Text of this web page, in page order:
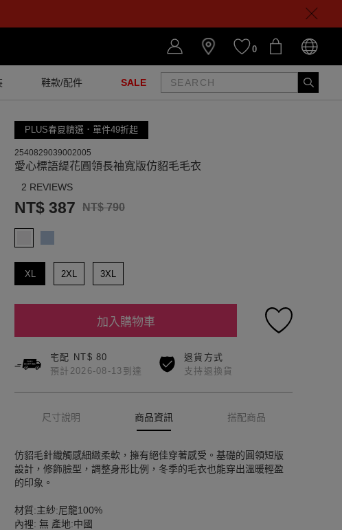
0
鞋款/配件 SALE
PLUS春夏精選．單件49折起
2540829039002005
愛心標語緹花圓領長袖寬版仿貂毛毛衣
2 REVIEWS
NT$ 387 NT$ 790
XL 2XL 3XL
加入購物車
宅配 NT$ 80
預計2026-08-13到達
退貨方式
支持退換貨
尺寸說明 商品資訊 搭配商品
仿貂毛針織觸感細緻柔軟，擁有絕佳穿著感受。基礎的圓領短版
設計，修飾臉型，調整身形比例，冬季的毛衣也能穿出溫暖輕盈
的印象。
材質:主紗:尼龍100%
內裡: 無 產地:中國